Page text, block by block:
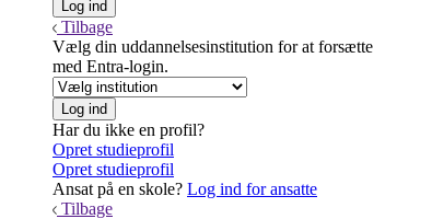
Tilbage
Vælg din uddannelsesinstitution for at forsætte
med Entra-login.
Har du ikke en profil?
Opret studieprofil
Opret studieprofil
Ansat på en skole? Log ind for ansatte
Tilbage